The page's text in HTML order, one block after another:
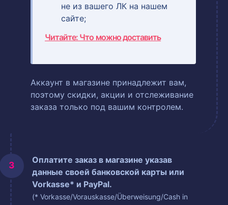
не из вашего ЛК на нашем
сайте;
Читайте: Что можно доставить
Аккаунт в магазине принадлежит вам,
поэтому скидки, акции и отслеживание
заказа только под вашим контролем.
Оплатите заказ в магазине указав
данные своей банковской карты или
Vorkasse* и PayPal.
(* Vorkasse/Vorauskasse/Überweisung/Cash in